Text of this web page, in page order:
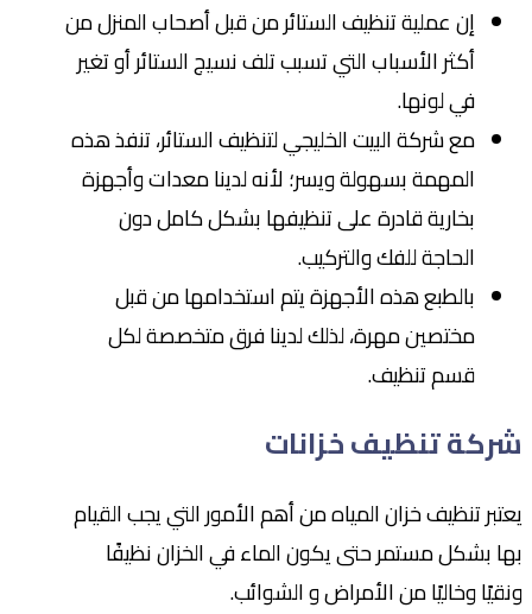
إن عملية تنظيف الستائر من قبل أصحاب المنزل من
أكثر الأسباب التي تسبب تلف نسيج الستائر أو تغير
في لونها.
مع شركة البيت الخليجي لتنظيف الستائر، تنفذ هذه
المهمة بسهولة ويسر؛ لأنه لدينا معدات وأجهزة
بخارية قادرة على تنظيفها بشكل كامل دون
الحاجة للفك والتركيب.
بالطبع هذه الأجهزة يتم استخدامها من قبل
مختصين مهرة، لذلك لدينا فرق متخصصة لكل
قسم تنظيف.
شركة تنظيف خزانات
يعتبر تنظيف خزان المياه من أهم الأمور التي يجب القيام
بها بشكل مستمر حتى يكون الماء في الخزان نظيفًا
ونقيًا وخاليًا من الأمراض و الشوائب.